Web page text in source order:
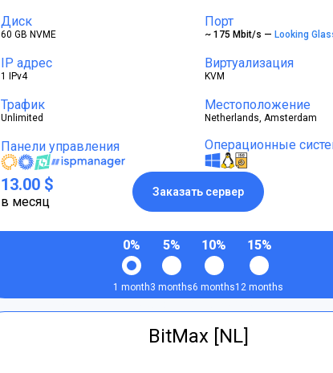
Диск
60 GB NVME
Порт
~ 175 Mbit/s —Looking
IP адрес
1 IPv4
Виртуализация
KVM
Трафик
Unlimited
Местоположение
Netherlands, Amsterdam
Панели управления Операционные
13.00 $
в месяц
Заказать сервер
0%
1 month
5%
3 months
10%
6 months
15%
12 months
BitMax [NL]